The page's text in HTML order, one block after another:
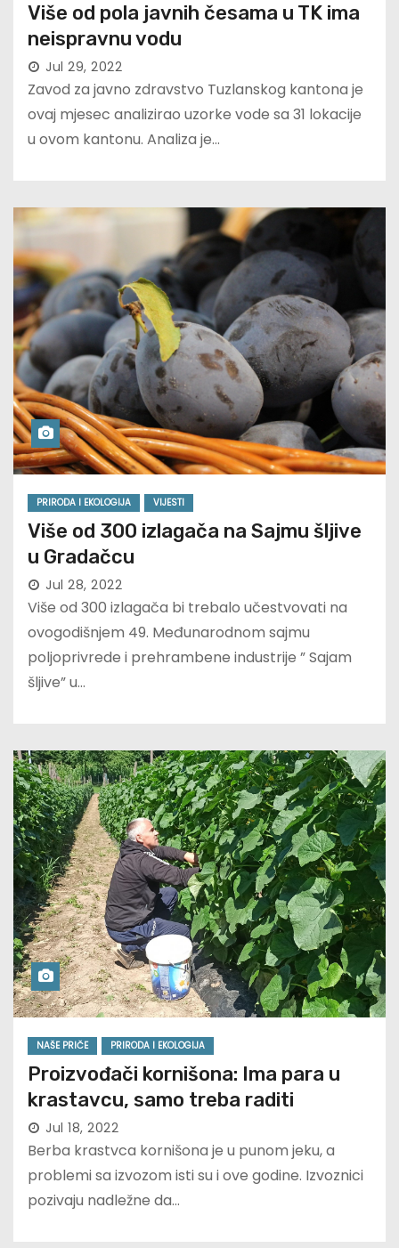
Više od pola javnih česama u TK ima
neispravnu vodu
Jul 29, 2022
Zavod za javno zdravstvo Tuzlanskog kantona je
ovaj mjesec analizirao uzorke vode sa 31 lokacije
u ovom kantonu. Analiza je…
PRIRODA I EKOLOGIJA VIJESTI
Više od 300 izlagača na Sajmu šljive
u Gradačcu
Jul 28, 2022
Više od 300 izlagača bi trebalo učestvovati na
ovogodišnjem 49. Međunarodnom sajmu
poljoprivrede i prehrambene industrije ” Sajam
šljive” u…
NAŠE PRIČE PRIRODA I EKOLOGIJA
Proizvođači kornišona: Ima para u
krastavcu, samo treba raditi
Jul 18, 2022
Berba krastvca kornišona je u punom jeku, a
problemi sa izvozom isti su i ove godine. Izvoznici
pozivaju nadležne da…